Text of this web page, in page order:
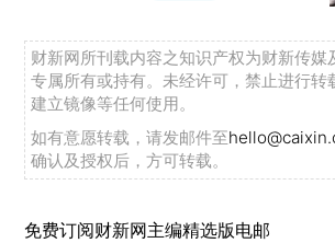
财新网所刊载内容之知识产权为财新传媒
专属所有或持有。未经许可，禁止进行转
建立镜像等任何使用。
如有意愿转载，请发邮件至
确认及授权后，方可转载。
免费订阅财新网主编精选版电邮